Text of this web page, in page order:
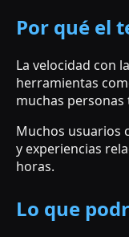
Por qué el
La velocidad con
herramientas
muchas
Muchos usuarios
y experiencias
horas.
Lo que